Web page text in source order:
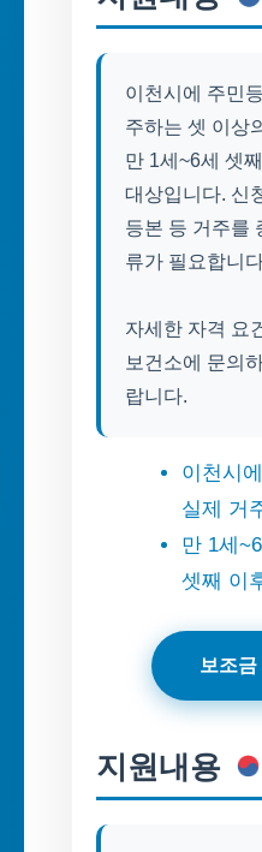
이천시에 주민
주하는 셋 이상
만 1세~6세 셋
대상입니다. 신
등본 등 거주를
류가 필요합니
자세한 자격 요
보건소에 문의
랍니다.
이천시
실제 거
만 1세
셋째 이
보조금
지원내용